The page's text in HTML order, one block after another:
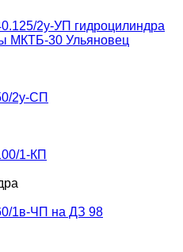
2у-УП гидроцилиндра
МКТБ-30 Ульяновец
2у-СП
1-КП
1в-ЧП на ДЗ 98